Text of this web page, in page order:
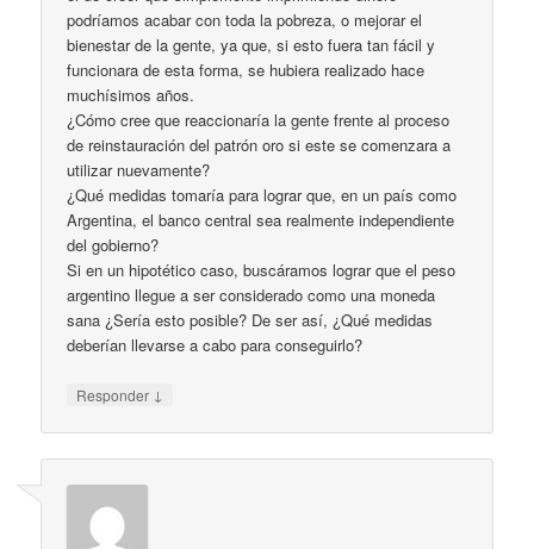
podríamos acabar con toda la pobreza, o mejorar el
bienestar de la gente, ya que, si esto fuera tan fácil y
funcionara de esta forma, se hubiera realizado hace
muchísimos años.
¿Cómo cree que reaccionaría la gente frente al proceso
de reinstauración del patrón oro si este se comenzara a
utilizar nuevamente?
¿Qué medidas tomaría para lograr que, en un país como
Argentina, el banco central sea realmente independiente
del gobierno?
Si en un hipotético caso, buscáramos lograr que el peso
argentino llegue a ser considerado como una moneda
sana ¿Sería esto posible? De ser así, ¿Qué medidas
deberían llevarse a cabo para conseguirlo?
Responder ↓